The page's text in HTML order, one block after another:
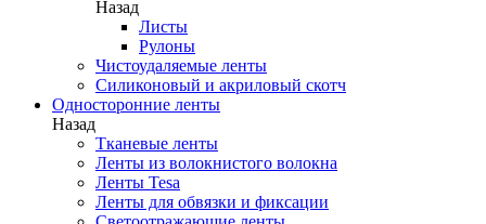
Назад
Листы
Рулоны
Чистоудаляемые ленты
Силиконовый и акриловый скотч
Односторонние ленты
Назад
Тканевые ленты
Ленты из волокнистого волокна
Ленты Tesa
Ленты для обвязки и фиксации